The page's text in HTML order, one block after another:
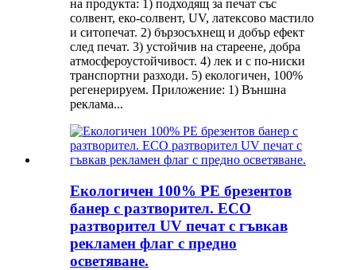
на продукта: 1) подходящ за печат със
солвент, еко-солвент, UV, латексово мастило
и ситопечат. 2) бързосъхнещ и добър ефект
след печат. 3) устойчив на стареене, добра
атмосфероустойчивост. 4) лек и с по-ниски
транспортни разходи. 5) екологичен, 100%
регенерируем. Приложение: 1) Външна
реклама...
Екологичен 100% PE брезентов
банер с разтворител. ECO
разтворител UV печат с гъвкав
рекламен флаг с предно
осветяване.